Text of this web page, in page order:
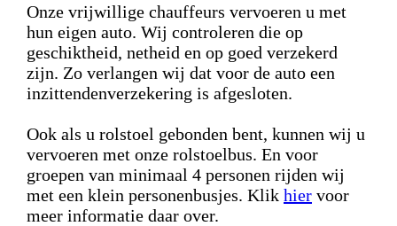
Onze vrijwillige chauffeurs vervoeren u met
hun eigen auto. Wij controleren die op
geschiktheid, netheid en op goed verzekerd
zijn. Zo verlangen wij dat voor de auto een
inzittendenverzekering is afgesloten.
Ook als u rolstoel gebonden bent, kunnen wij u
vervoeren met onze rolstoelbus. En voor
groepen van minimaal 4 personen rijden wij
met een klein personenbusjes. Klik hier voor
meer informatie daar over.